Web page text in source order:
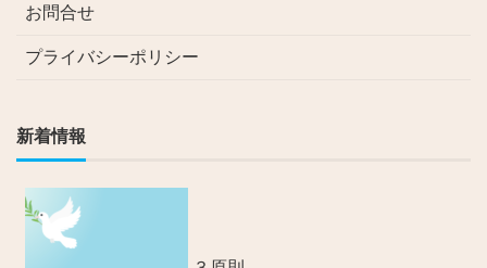
お問合せ
プライバシーポリシー
新着情報